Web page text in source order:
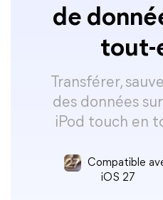
de
tout-
Transférer,
des données
iPod touch en
Compatible
iOS 27